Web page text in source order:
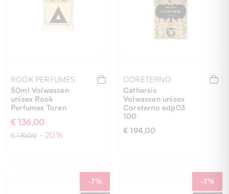
ROOK PERFUMES
50ml Volwassen
unisex Rook
Perfumes Toren
€ 136,00
€ 170,00 - 20%
CORETERNO
Catharsis
Volwassen unisex
Coreterno edp03
100
€ 194,00
-7% -7%